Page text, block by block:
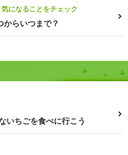
になることをチェック
らいつまで？
いちごを食べに行こう